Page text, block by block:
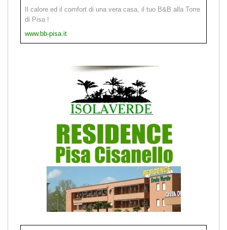
Il calore ed il comfort di una vera casa, il tuo B&B alla Torre
di Pisa !
www.bb-pisa.it